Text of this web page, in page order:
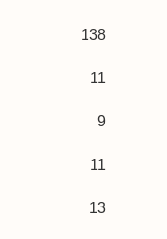
138
11
9
11
13